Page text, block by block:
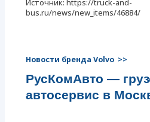
Источник: https://truck-and-
bus.ru/news/new_items/46884/
Новости бренда Volvo >>
РусКомАвто —
автосервис в